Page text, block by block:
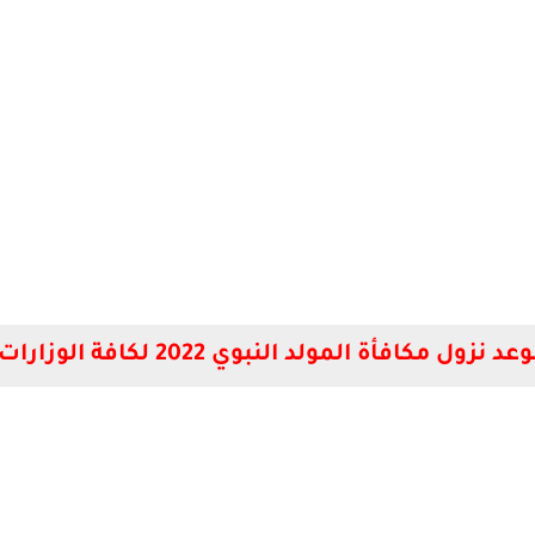
نزول مكافأة المولد النبوي 2022 لكافة الوزارات